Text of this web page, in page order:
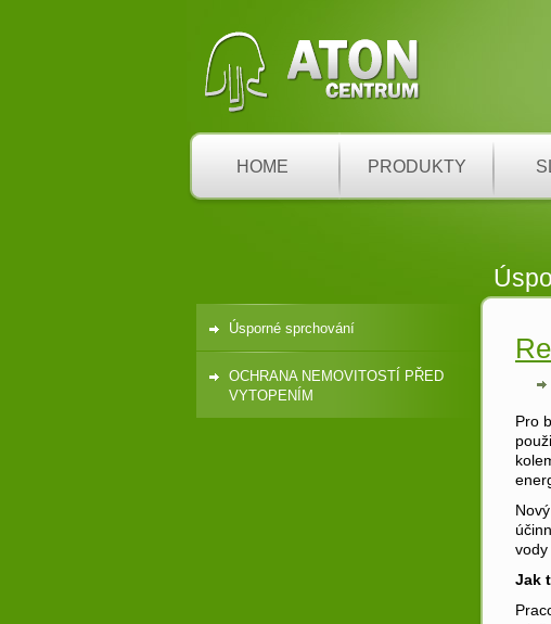
HOME PRODUKTY
Úsporné sprchování
OCHRANA NEMOVITOSTÍ PŘED
VYTOPENÍM
Pro
vody
Jak